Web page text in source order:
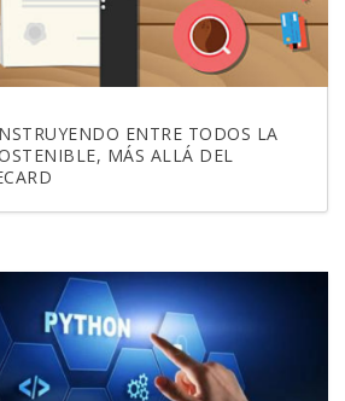
ENTRE TODOS LA
MÁS ALLÁ DEL